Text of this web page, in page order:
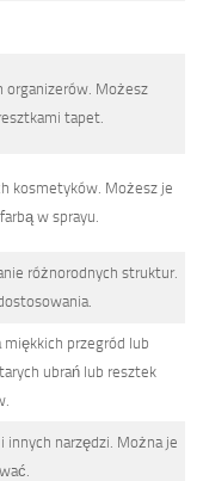
organizerów. Możesz
tapet.
kosmetyków. Możesz je
w sprayu.
różnorodnych struktur.
przegród lub
ubrań lub resztek
narzędzi. Można je